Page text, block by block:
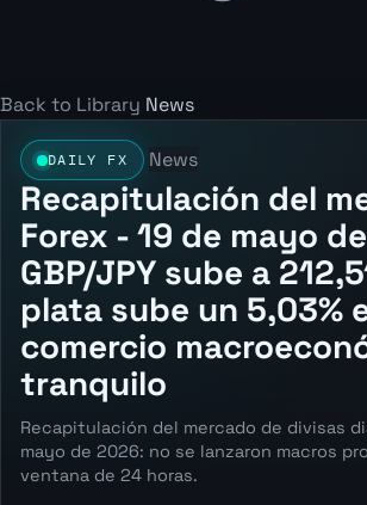
Back to Library News
DAILY FX News
Recapitulación del
Forex - 19 de mayo
GBP/JPY sube a
plata sube un 5,03%
comercio
tranquilo
Recapitulación del mercado de divisas
mayo de 2026: no se lanzaron macros
ventana de 24 horas.